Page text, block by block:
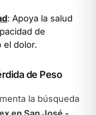
: Apoya la salud
de
el dolor.
de Peso
la búsqueda